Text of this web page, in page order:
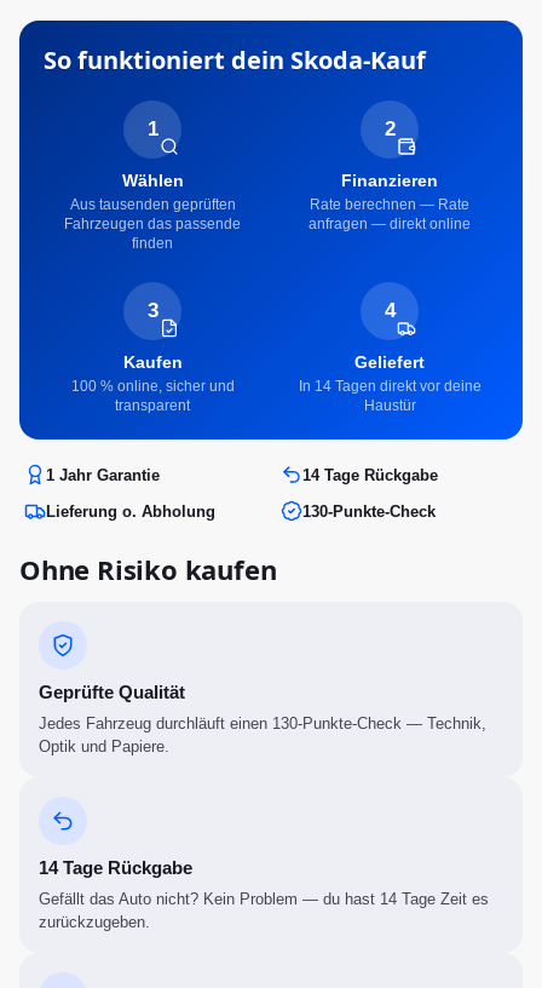
So funktioniert dein Skoda-Kauf
1
Wählen
Aus tausenden geprüften
Fahrzeugen das passende
finden
2
Finanzieren
Rate berechnen — Rate
anfragen — direkt online
3
Kaufen
100 % online, sicher und
transparent
4
Geliefert
In 14 Tagen direkt vor deine
Haustür
1 Jahr Garantie
14 Tage Rückgabe
Lieferung o. Abholung
130-Punkte-Check
Ohne Risiko kaufen
Geprüfte Qualität
Jedes Fahrzeug durchläuft einen 130-Punkte-Check — Technik,
Optik und Papiere.
14 Tage Rückgabe
Gefällt das Auto nicht? Kein Problem — du hast 14 Tage Zeit es
zurückzugeben.